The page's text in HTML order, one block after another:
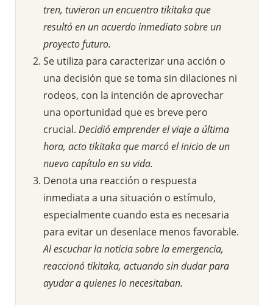
tren, tuvieron un encuentro tikitaka que
resultó en un acuerdo inmediato sobre un
proyecto futuro.
Se utiliza para caracterizar una acción o
una decisión que se toma sin dilaciones ni
rodeos, con la intención de aprovechar
una oportunidad que es breve pero
crucial. Decidió emprender el viaje a última
hora, acto tikitaka que marcó el inicio de un
nuevo capítulo en su vida.
Denota una reacción o respuesta
inmediata a una situación o estímulo,
especialmente cuando esta es necesaria
para evitar un desenlace menos favorable.
Al escuchar la noticia sobre la emergencia,
reaccionó tikitaka, actuando sin dudar para
ayudar a quienes lo necesitaban.